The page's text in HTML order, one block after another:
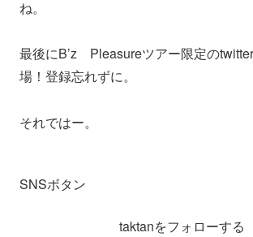
ね。
最後にB’z Pleasureツアー限定の
場！登録忘れずに。
それではー。
SNSボタン
taktanをフォローする